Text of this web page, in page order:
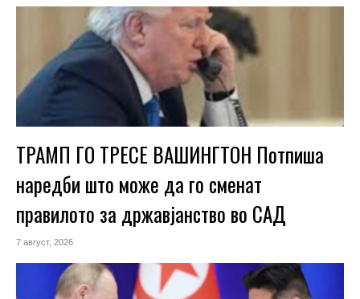
ТРАМП ГО ТРЕСЕ ВАШИНГТОН Потпиша
наредби што може да го сменат
правилото за државјанство во САД
7 август, 2026